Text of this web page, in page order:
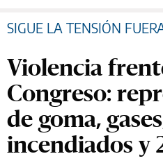
SIGUE LA TENSIÓN
Violencia
Congreso:
de goma,
incendiados y